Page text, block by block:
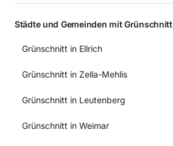
Städte und Gemeinden mit Grünschnitt
Grünschnitt in Ellrich
Grünschnitt in Zella-Mehlis
Grünschnitt in Leutenberg
Grünschnitt in Weimar